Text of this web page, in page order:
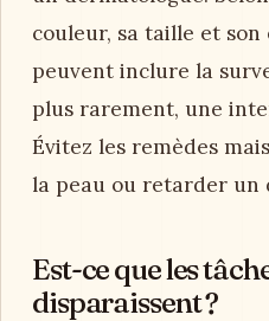
couleur, sa taille et
peuvent inclure la
plus rarement, une
Évitez les remèdes
la peau ou retarder un
Est-ce que les
disparaissent ?